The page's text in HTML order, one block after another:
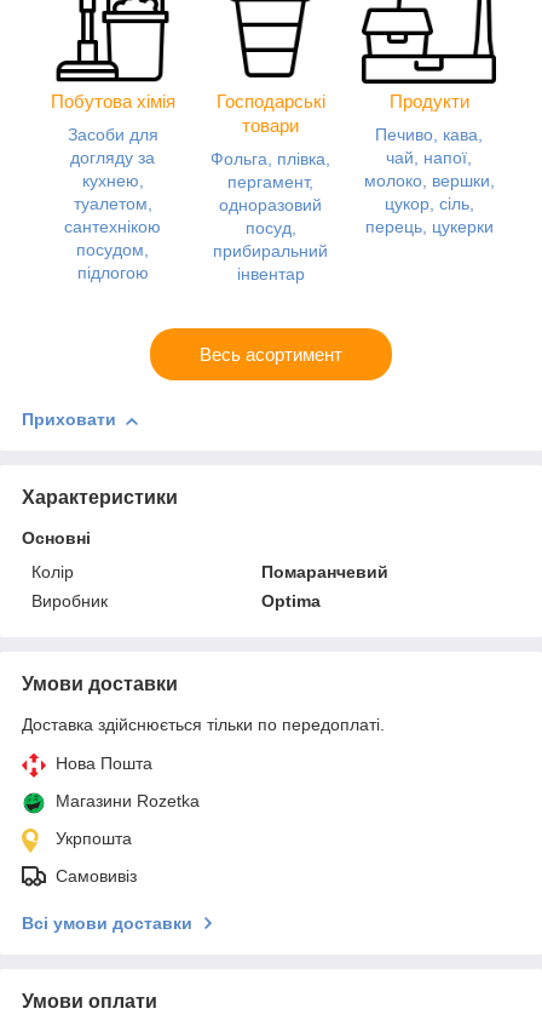
Побутова хімія
Засоби для
догляду за
кухнею,
туалетом,
сантехнікою
посудом,
підлогою
Господарські
товари
Фольга, плівка,
пергамент,
одноразовий
посуд,
прибиральний
інвентар
Продукти
Печиво, кава,
чай, напої,
молоко, вершки,
цукор, сіль,
перець, цукерки
Весь асортимент
Приховати
Характеристики
Основні
Колір
Помаранчевий
Виробник
Optima
Умови доставки
Доставка здійснюється тільки по передоплаті.
Нова Пошта
Магазини Rozetka
Укрпошта
Самовивіз
Всі умови доставки
Умови оплати